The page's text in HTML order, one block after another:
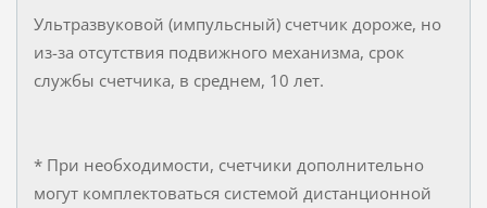
Ультразвуковой (импульсный) счетчик дороже, но
из-за отсутствия подвижного механизма, срок
службы счетчика, в среднем, 10 лет.
* При необходимости, счетчики дополнительно
могут комплектоваться системой дистанционной